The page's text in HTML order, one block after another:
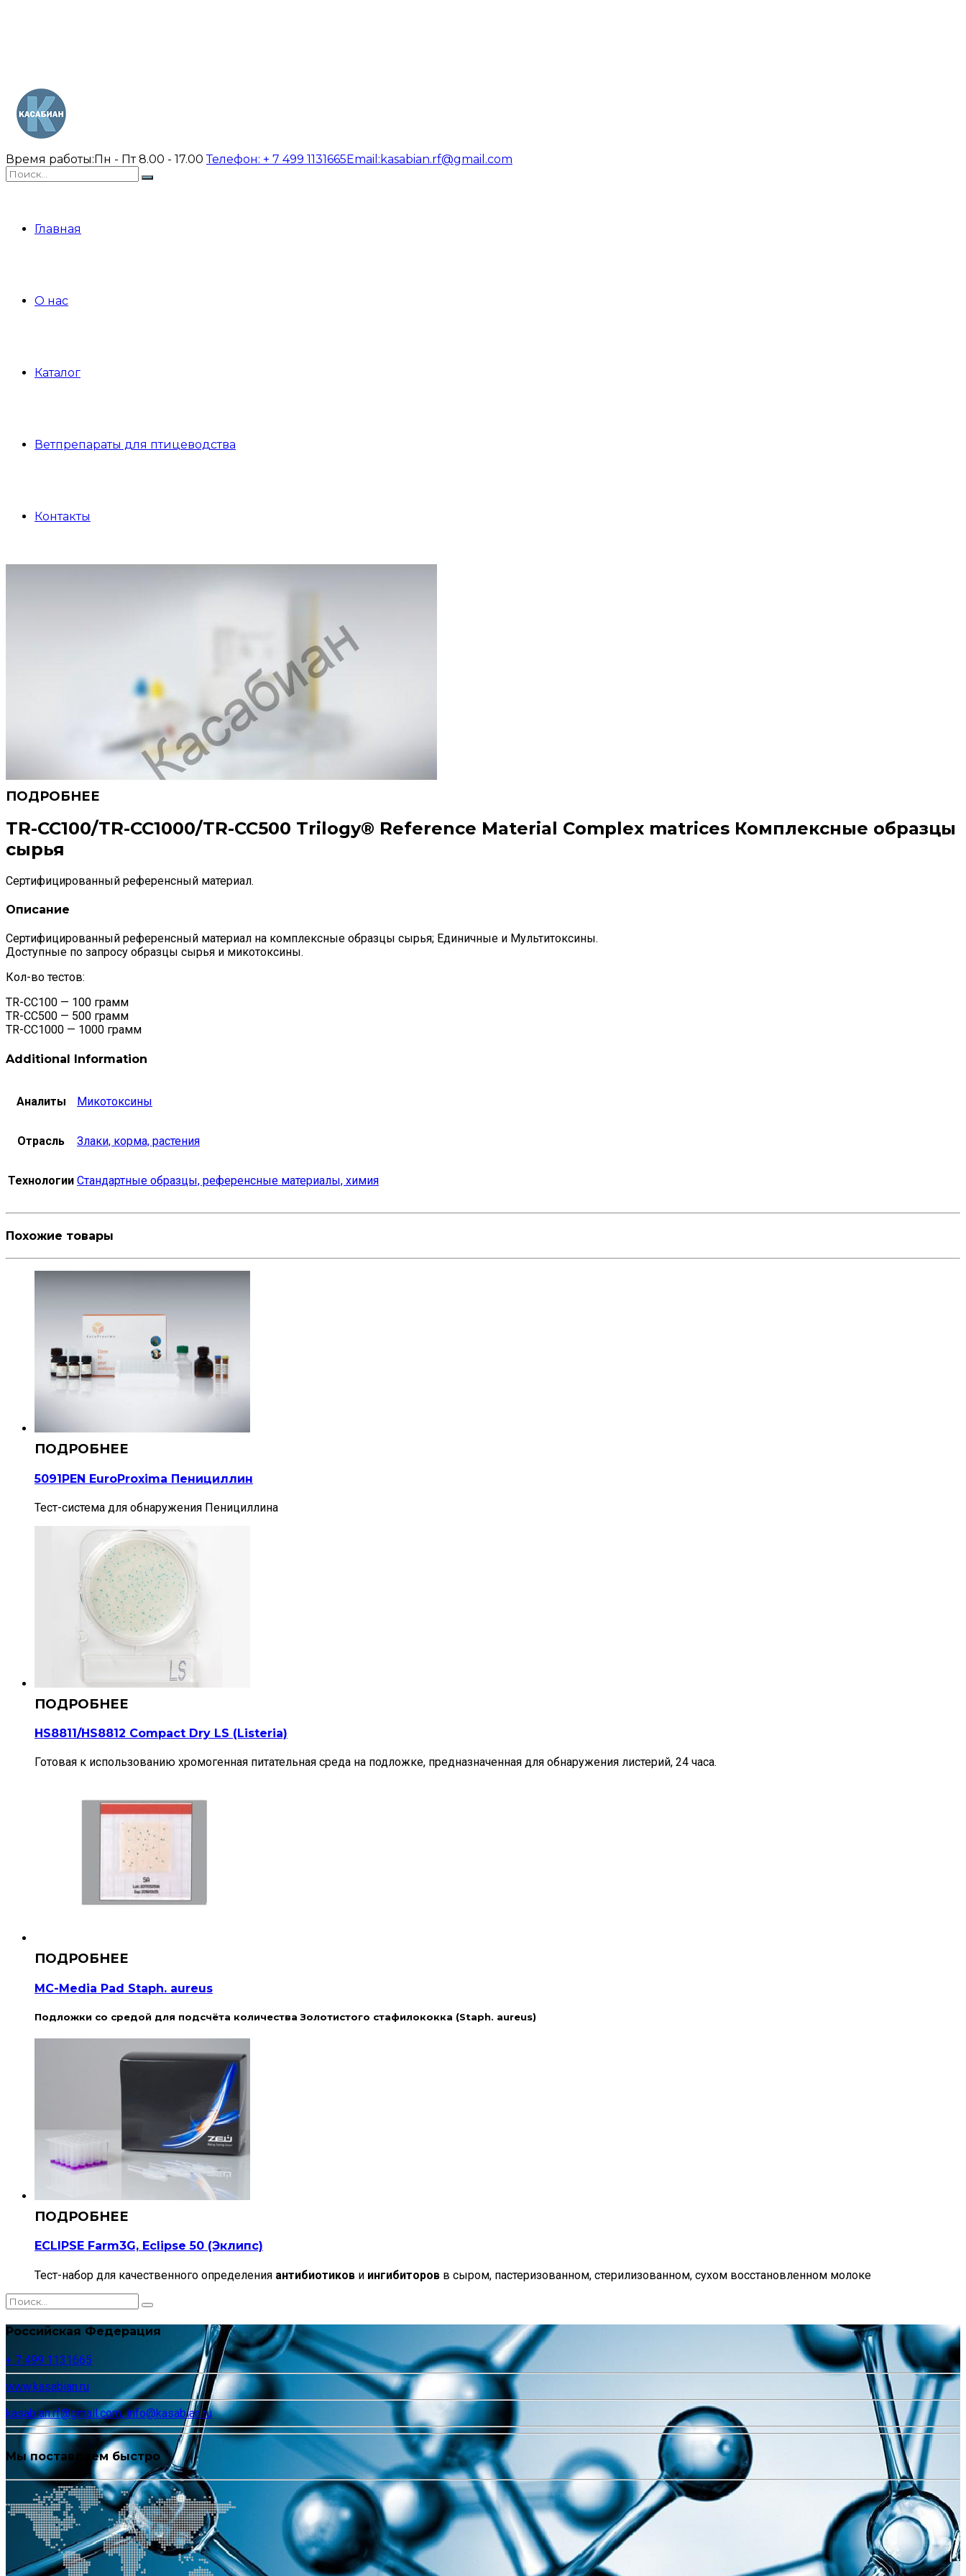
Время работы:Пн - Пт 8.00 - 17.00Телефон: + 7 499 1131665Email: kasabian.rf@gmail.com
Главная
О нас
Каталог
Ветпрепараты для птицеводства
Контакты
TR-CC100/TR-CC1000/TR-CC500 Trilogy® Reference Material Complex matrices Комплексные образцы
сырья
Сертифицированный референсный материал.
Описание
Сертифицированный референсный материал на комплексные образцы сырья; Единичные и Мультитоксины.
Доступные по запросу образцы сырья и микотоксины.
Кол-во тестов:
TR-CC100 — 100 грамм
TR-CC500 — 500 грамм
TR-CC1000 — 1000 грамм
Additional Information
Аналиты Микотоксины
Отрасль Злаки, корма, растения
Технологии Стандартные образцы, референсные материалы, химия
Похожие товары
5091PEN EuroProxima Пенициллин
Тест-система для обнаружения Пенициллина
HS8811/HS8812 Compact Dry LS (Listeria)
Готовая к использованию хромогенная питательная среда на подложке, предназначенная для обнаружения листерий, 24 часа.
MC-Media Pad Staph. aureus
Подложки со средой для подсчёта количества Золотистого стафилококка (Staph. aureus)
ECLIPSE Farm3G, Eclipse 50 (Эклипс)
Тест-набор для качественного определения антибиотиков и ингибиторов в сыром, пастеризованном, стерилизованном, сухом восстановленном молоке
Российская Федерация
+ 7 499 1131665
www.kasabian.ru
kasabian.rf@gmail.com, info@kasabian.ru
Мы поставляем быстро